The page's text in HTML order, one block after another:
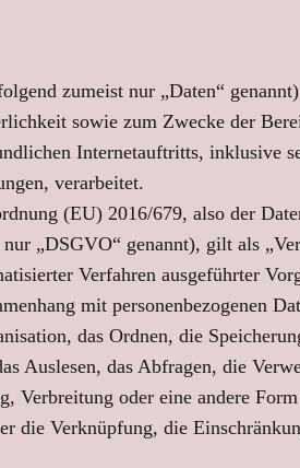
zumeist nur „Daten“
sowie zum Zwecke der
Internetauftritts, inklusive
verarbeitet.
(EU) 2016/679, also der
„DSGVO“ genannt), gilt als
Verfahren ausgeführter
mit personenbezogenen
das Ordnen, die
Auslesen, das Abfragen, die
Verbreitung oder eine andere
die Verknüpfung, die